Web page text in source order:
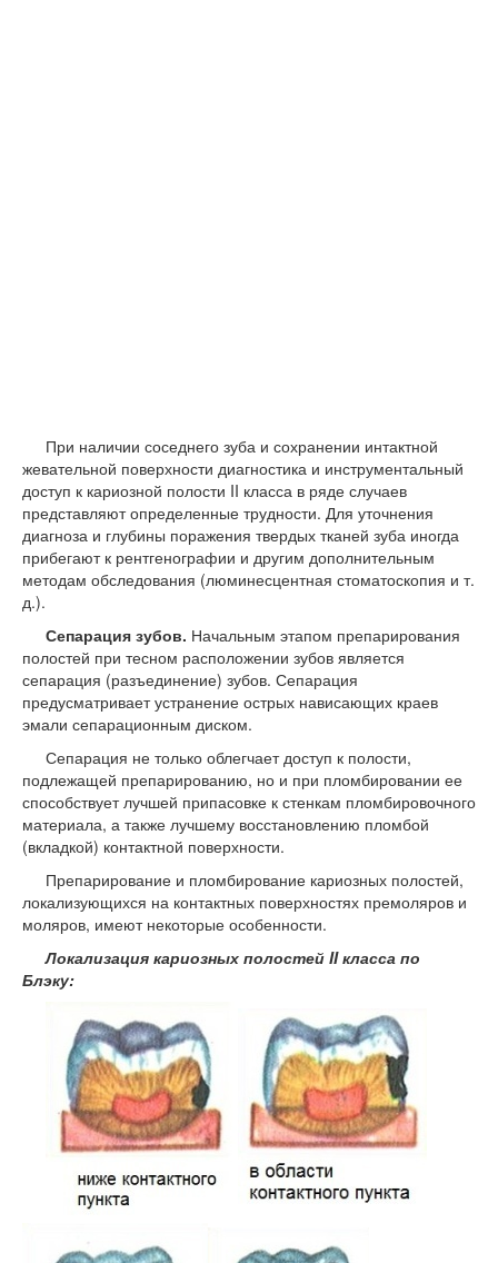
При наличии соседнего зуба и сохранении интактной
жевательной поверхности диагностика и инструментальный
доступ к кариозной полости II класса в ряде случаев
представляют определенные трудности. Для уточнения
диагноза и глубины поражения твердых тканей зуба иногда
прибегают к рентгенографии и другим дополнительным
методам обследования (люминесцентная стоматоскопия и т.
д.).
Сепарация зубов. Начальным этапом препарирова­ния
полостей при тесном расположении зубов является
сепарация (разъединение) зубов. Сепарация
предусматривает устранение острых нависающих краев
эмали сепарационным диском.
Сепарация не только облегчает доступ к полости,
подлежащей препарированию, но и при пломбировании ее
способствует лучшей припасовке к стенкам пломбировочного
материала, а также лучшему восстановлению пломбой
(вкладкой) контактной поверхности.
Препарирование и пломбирование кариозных полостей,
локализующихся на контактных поверхностях премоляров и
моляров, имеют некоторые особенности.
Локализация кариозных полостей II класса по
Блэку: